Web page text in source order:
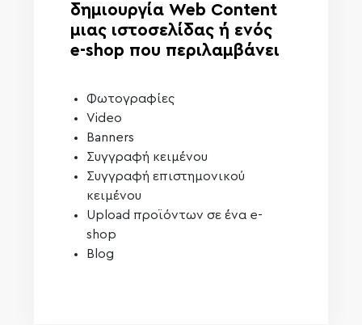
δημιουργία Web Content
μιας ιστοσελίδας ή ενός
e-shop που περιλαμβάνει
Φωτογραφίες
Video
Banners
Συγγραφή κειμένου
Συγγραφή επιστημονικού
κειμένου
Upload προϊόντων σε ένα e-
shop
Blog